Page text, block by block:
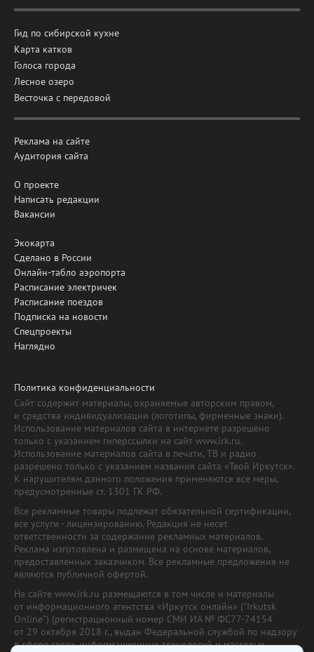
Гид по сибирской кухне
Карта катков
Голоса города
Лесное озеро
Весточка с передовой
Реклама на сайте
Аудитория сайта
О проекте
Написать редакции
Вакансии
Экокарта
Сделано в России
Онлайн-табло аэропорта
Расписание электричек
Расписание поездов
Подписка на новости
Спецпроекты
Наглядно
Политика конфиденциальности
Сайт содержит материалы, охраняемые авторским правом,
и средства индивидуализации (логотипы, фирменные знаки).
Использование материалов сайта в интернете разрешено
только с указанием гиперссылки на сайт www.irk.ru.
Использование материалов сайта в печати, ТВ и радио
разрешено только с указанием названия сайта «Твой Иркутск».
К нарушителям данного положения применяются все меры,
предусмотренные ст. 1301 ГК РФ.
Все рекламные товары подлежат обязательной сертификации,
все услуги - лицензированию. Редакция не несет
ответственности за содержание рекламных материалов.
Реклама изготовлена и размещена на основе материалов,
предоставленных заказчиком. Все рекламные предложения не
являются публичной офертой.
На сайте www.irk.ru размещаются в том числе и материалы
от информационного агентства «Иркутск онлайн» ("Irkutsk
Online") (регистрационный номер СМИ ИА № ФС77-74154
от 29 октября 2018 г., выдан Федеральной службой по надзору
в сфере связи, информационных технологий и массовых